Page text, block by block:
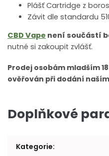
Plášť Cartridge z
Závit dle standardu
CBD Vape není součástí
nutné si zakoupit zvlášť.
Prodej osobám mladším
ověřován při dodání
Doplňkové
Kategorie: